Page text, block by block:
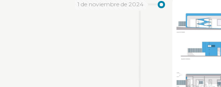
1 de noviembre de 2024